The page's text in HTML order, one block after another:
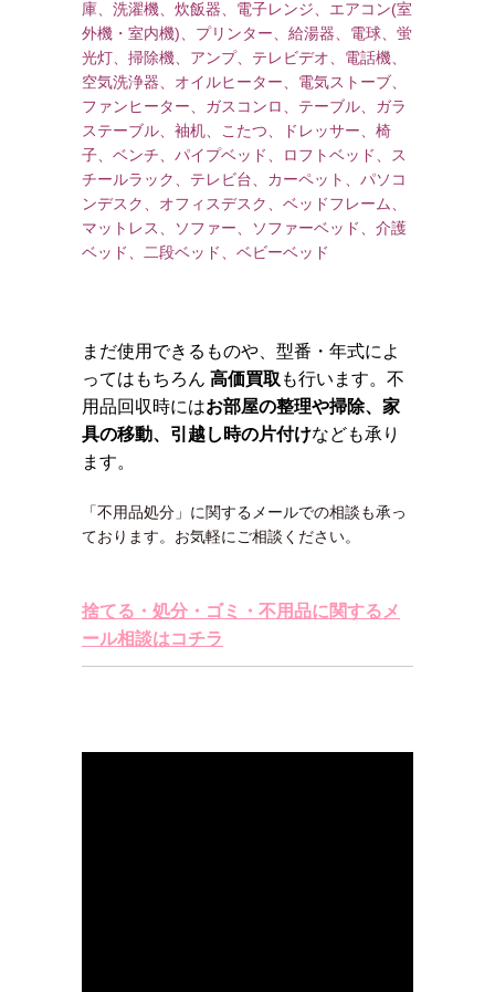
庫、洗濯機、炊飯器、電子レンジ、エアコン(室
外機・室内機)、プリンター、給湯器、電球、蛍
光灯、掃除機、アンプ、テレビデオ、電話機、
空気洗浄器、オイルヒーター、電気ストーブ、
ファンヒーター、ガスコンロ、テーブル、ガラ
ステーブル、袖机、こたつ、ドレッサー、椅
子、ベンチ、パイプベッド、ロフトベッド、ス
チールラック、テレビ台、カーペット、パソコ
ンデスク、オフィスデスク、ベッドフレーム、
マットレス、ソファー、ソファーベッド、介護
ベッド、二段ベッド、ベビーベッド
まだ使用できるものや、型番・年式によ
ってはもちろん 高価買取 も行います。不
用品回収時にはお部屋の整理や掃除、家
具の移動、引越し時の片付けなども承り
ます。
「不用品処分」に関するメールでの相談も承っ
ております。お気軽にご相談ください。
捨てる・処分・ゴミ・不用品に関するメ
ール相談はコチラ